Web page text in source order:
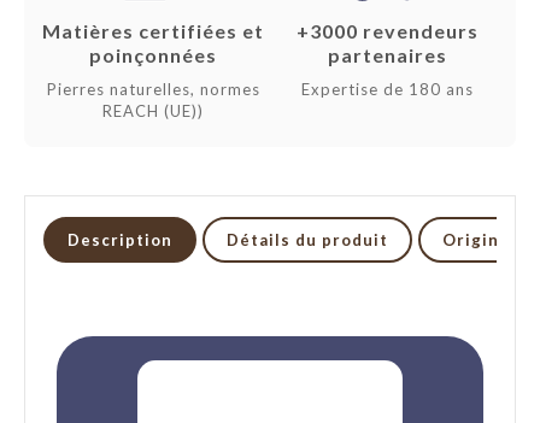
Matières certifiées et
poinçonnées
Pierres naturelles, normes
REACH (UE))
+3000 revendeurs
partenaires
Expertise de 180 ans
Description Détails du produit Origine